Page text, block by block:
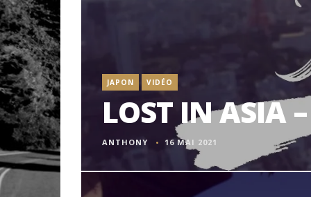
JAPON VIDÉO
LOST IN ASIA
ANTHONY 16 MAI 2021